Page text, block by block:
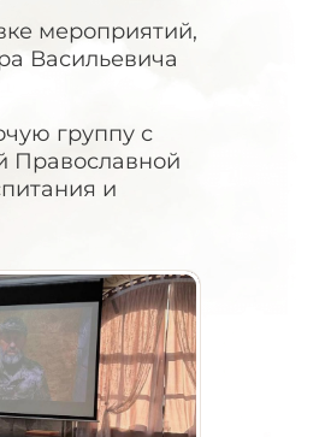
мероприятий,
Васильевича
группу с
Православной
и